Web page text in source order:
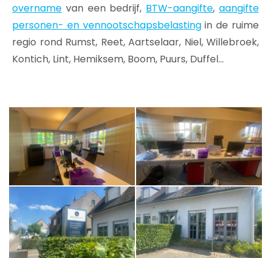
overname van een bedrijf, BTW-aangifte,aangifte
personen- en vennootschapsbelastingin de ruime
regio rond Rumst, Reet, Aartselaar, Niel, Willebroek,
Kontich, Lint, Hemiksem, Boom, Puurs, Duffel...